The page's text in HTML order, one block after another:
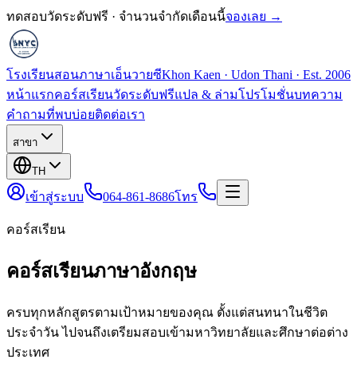
ทดสอบวัดระดับฟรี · จำนวนจำกัดเดือนนี้จองเลย →
โรงเรียนสอนภาษาเอ็นวายซีKhon Kaen · Udon Thani · Est. 2006
หน้าแรกคอร์สเรียนวัดระดับฟรีแปล & ล่ามโปรโมชั่นบทความ
คำถามที่พบบ่อยติดต่อเรา
สาขา
TH
เข้าสู่ระบบ 064-861-8686โทร
คอร์สเรียน
คอร์สเรียนภาษาอังกฤษ
ครบทุกหลักสูตรตามเป้าหมายของคุณ ตั้งแต่สนทนาในชีวิต
ประจำวัน ไปจนถึงเตรียมสอบเข้ามหาวิทยาลัยและศึกษาต่อต่าง
ประเทศ